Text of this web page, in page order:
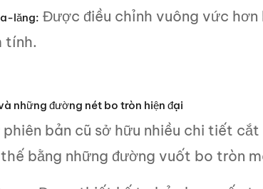
lăng: Được điều chỉnh vuông vức
tính.
những đường nét bo tròn hiện đại
phiên bản cũ sở hữu nhiều chi tiết
bằng những đường vuốt bo tròn